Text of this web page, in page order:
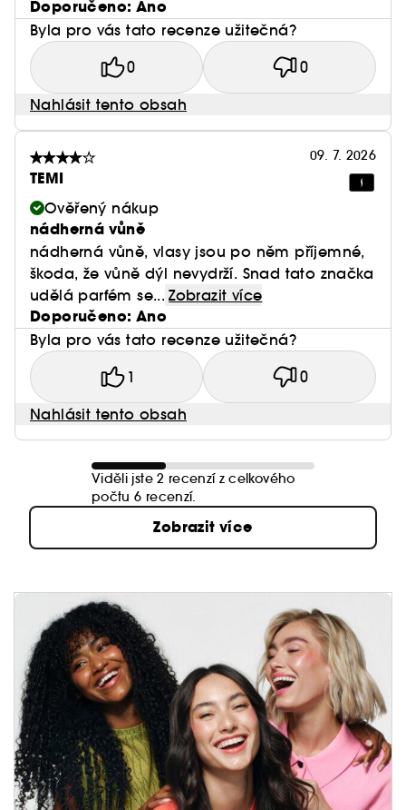
Doporučeno: Ano
Byla pro vás tato recenze užitečná?
0 0
Nahlásit tento obsah
09. 7. 2026
TEMI
Ověřený nákup
nádherná vůně
nádherná vůně, vlasy jsou po něm příjemné,
škoda, že vůně dýl nevydrží. Snad tato značka
udělá parfém se... Zobrazit více
Doporučeno: Ano
Byla pro vás tato recenze užitečná?
1 0
Nahlásit tento obsah
Viděli jste 2 recenzí z celkového
počtu 6 recenzí.
Zobrazit více